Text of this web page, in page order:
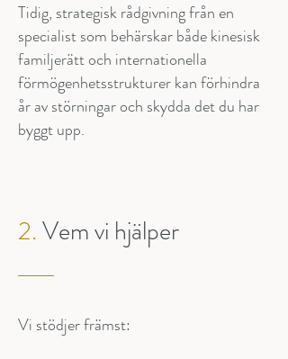
Tidig, strategisk rådgivning från en
specialist som behärskar både kinesisk
familjerätt och internationella
förmögenhetsstrukturer kan förhindra
år av störningar och skydda det du har
byggt upp.
2.Vem vi hjälper
Vi stödjer främst: